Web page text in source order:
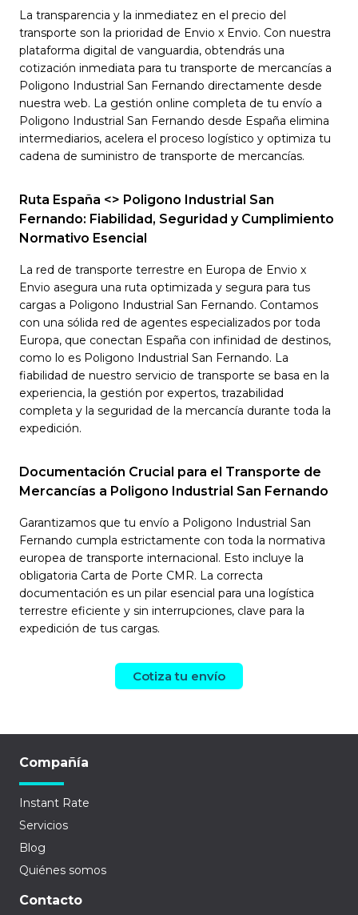
La transparencia y la inmediatez en el precio del
transporte son la prioridad de Envio x Envio. Con nuestra
plataforma digital de vanguardia, obtendrás una
cotización inmediata para tu transporte de mercancías a
Poligono Industrial San Fernando directamente desde
nuestra web. La gestión online completa de tu envío a
Poligono Industrial San Fernando desde España elimina
intermediarios, acelera el proceso logístico y optimiza tu
cadena de suministro de transporte de mercancías.
Ruta España <> Poligono Industrial San
Fernando: Fiabilidad, Seguridad y Cumplimiento
Normativo Esencial
La red de transporte terrestre en Europa de Envio x
Envio asegura una ruta optimizada y segura para tus
cargas a Poligono Industrial San Fernando. Contamos
con una sólida red de agentes especializados por toda
Europa, que conectan España con infinidad de destinos,
como lo es Poligono Industrial San Fernando. La
fiabilidad de nuestro servicio de transporte se basa en la
experiencia, la gestión por expertos, trazabilidad
completa y la seguridad de la mercancía durante toda la
expedición.
Documentación Crucial para el Transporte de
Mercancías a Poligono Industrial San Fernando
Garantizamos que tu envío a Poligono Industrial San
Fernando cumpla estrictamente con toda la normativa
europea de transporte internacional. Esto incluye la
obligatoria Carta de Porte CMR. La correcta
documentación es un pilar esencial para una logística
terrestre eficiente y sin interrupciones, clave para la
expedición de tus cargas.
Cotiza tu envío
Compañía
Instant Rate
Servicios
Blog
Quiénes somos
Contacto